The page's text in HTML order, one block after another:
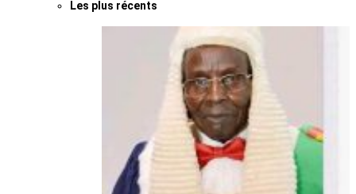
Les plus récents